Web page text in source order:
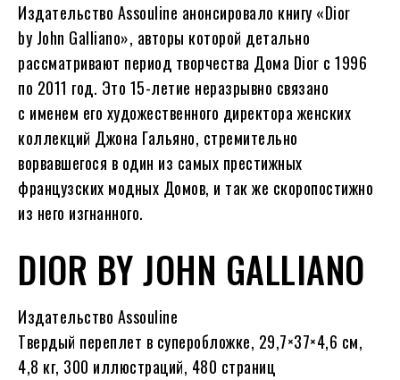
Издательство Assouline анонсировало книгу «Dior
by John Galliano», авторы которой детально
рассматривают период творчества Дома Dior с 1996
по 2011 год. Это 15-летие неразрывно связано
с именем его художественного директора женских
коллекций Джона Гальяно, стремительно
ворвавшегося в один из самых престижных
французских модных Домов, и так же скоропостижно
из него изгнанного.
DIOR BY JOHN GALLIANO
Издательство Assouline
Твердый переплет в суперобложке, 29,7×37×4,6 см,
4,8 кг, 300 иллюстраций, 480 страниц